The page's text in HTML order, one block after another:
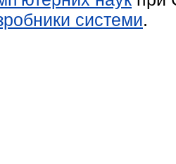
системи.